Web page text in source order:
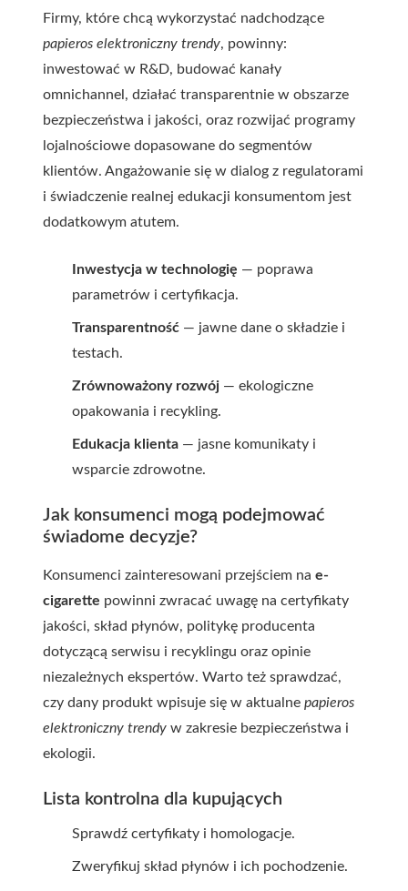
Firmy, które chcą wykorzystać nadchodzące
papieros elektroniczny trendy, powinny:
inwestować w R&D, budować kanały
omnichannel, działać transparentnie w obszarze
bezpieczeństwa i jakości, oraz rozwijać programy
lojalnościowe dopasowane do segmentów
klientów. Angażowanie się w dialog z regulatorami
i świadczenie realnej edukacji konsumentom jest
dodatkowym atutem.
Inwestycja w technologię — poprawa
parametrów i certyfikacja.
Transparentność — jawne dane o składzie i
testach.
Zrównoważony rozwój — ekologiczne
opakowania i recykling.
Edukacja klienta — jasne komunikaty i
wsparcie zdrowotne.
Jak konsumenci mogą podejmować
świadome decyzje?
Konsumenci zainteresowani przejściem na e-
cigarette powinni zwracać uwagę na certyfikaty
jakości, skład płynów, politykę producenta
dotyczącą serwisu i recyklingu oraz opinie
niezależnych ekspertów. Warto też sprawdzać,
czy dany produkt wpisuje się w aktualne papieros
elektroniczny trendy w zakresie bezpieczeństwa i
ekologii.
Lista kontrolna dla kupujących
Sprawdź certyfikaty i homologacje.
Zweryfikuj skład płynów i ich pochodzenie.